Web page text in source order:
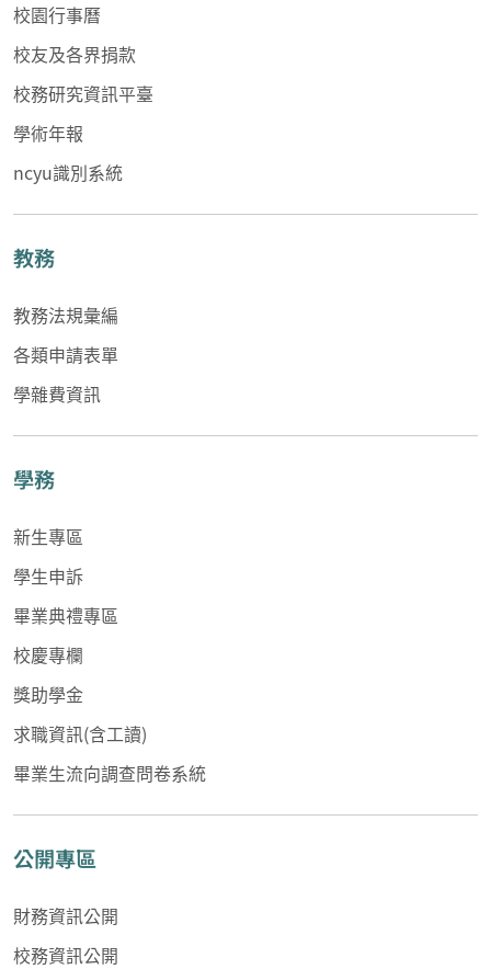
校園行事曆
校友及各界捐款
校務研究資訊平臺
學術年報
ncyu識別系統
教務
教務法規彙編
各類申請表單
學雜費資訊
學務
新生專區
學生申訴
畢業典禮專區
校慶專欄
獎助學金
求職資訊(含工讀)
畢業生流向調查問卷系統
公開專區
財務資訊公開
校務資訊公開